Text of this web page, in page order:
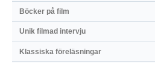
Böcker på film
Unik filmad intervju
Klassiska föreläsningar